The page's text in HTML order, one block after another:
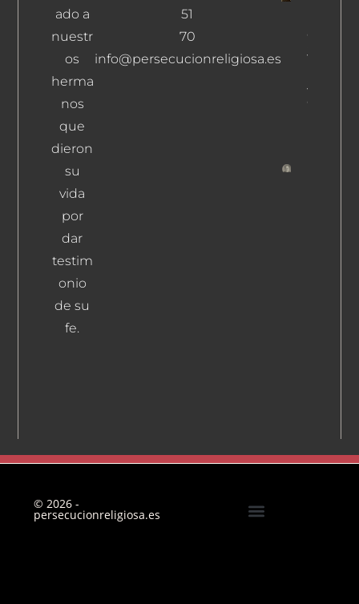
ado a
nuestr
os
herma
nos
que
dieron
su
vida
por
dar
testim
onio
de su
fe.
51
70
info@persecucionreligiosa.es
Cipriano
José Y
Jorge Y
© 2026 -
persecucionreligiosa.es